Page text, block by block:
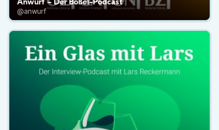
Anwurf – Der Boßel-Podcast
@anwurf